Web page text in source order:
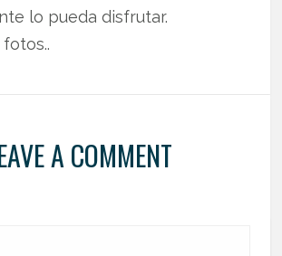
lo pueda disfrutar.
A COMMENT